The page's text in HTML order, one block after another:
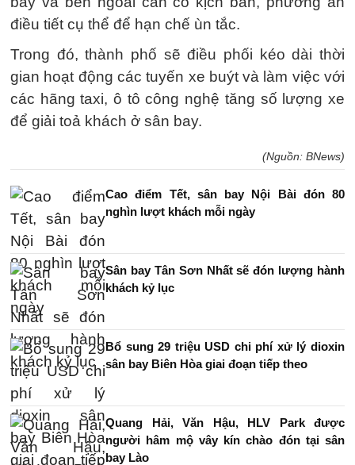
điều tiết cụ thể để hạn chế ùn tắc.
Trong đó, thành phố sẽ điều phối kéo dài thời
gian hoạt động các tuyến xe buýt và làm việc với
các hãng taxi, ô tô công nghệ tăng số lượng xe
để giải toả khách ở sân bay.
(Nguồn: BNews)
Cao điểm Tết, sân bay Nội Bài đón 80
nghìn lượt khách mỗi ngày
Sân bay Tân Sơn Nhất sẽ đón lượng hành
khách kỷ lục
Bổ sung 29 triệu USD chi phí xử lý dioxin
sân bay Biên Hòa giai đoạn tiếp theo
Quang Hải, Văn Hậu, HLV Park được
người hâm mộ vây kín chào đón tại sân
bay Lào